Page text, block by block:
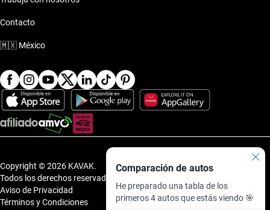
Comparación de autos
He preparado una tabla de los
primeros 4 autos que estás viendo 🎯
Contacto
🇲🇽 México
Copyright © 2026 KAVAK.
Todos los derechos reservados.
Aviso de Privacidad
Términos y Condiciones